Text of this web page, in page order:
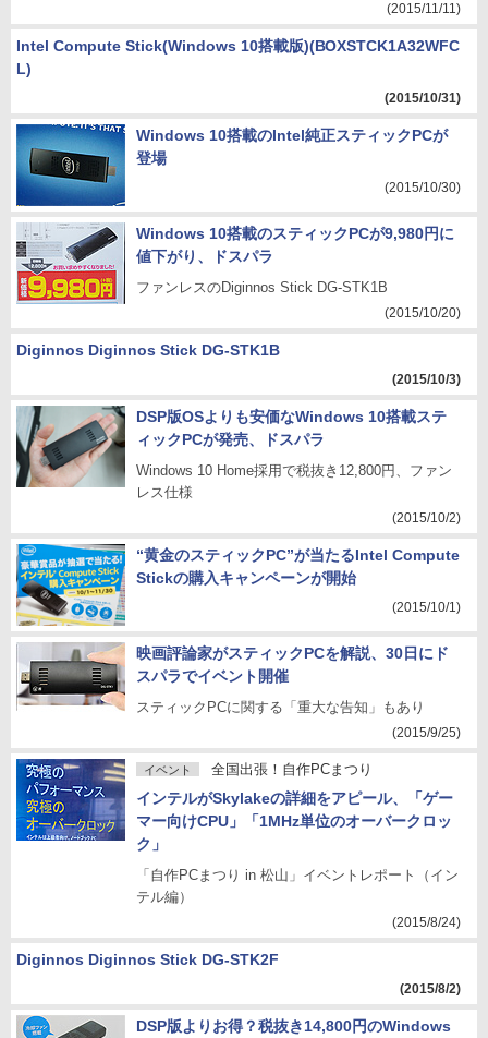
(2015/11/11)
Intel Compute Stick(Windows 10搭載版)(BOXSTCK1A32WFC
L)
(2015/10/31)
Windows 10搭載のIntel純正スティックPCが
登場
(2015/10/30)
Windows 10搭載のスティックPCが9,980円に
値下がり、ドスパラ
ファンレスのDiginnos Stick DG-STK1B
(2015/10/20)
Diginnos Diginnos Stick DG-STK1B
(2015/10/3)
DSP版OSよりも安価なWindows 10搭載ステ
ィックPCが発売、ドスパラ
Windows 10 Home採用で税抜き12,800円、ファン
レス仕様
(2015/10/2)
“黄金のスティックPC”が当たるIntel Compute
Stickの購入キャンペーンが開始
(2015/10/1)
映画評論家がスティックPCを解説、30日にド
スパラでイベント開催
スティックPCに関する「重大な告知」もあり
(2015/9/25)
イベント 全国出張！自作PCまつり
インテルがSkylakeの詳細をアピール、「ゲー
マー向けCPU」「1MHz単位のオーバークロッ
ク」
「自作PCまつり in 松山」イベントレポート（イン
テル編）
(2015/8/24)
Diginnos Diginnos Stick DG-STK2F
(2015/8/2)
DSP版よりお得？税抜き14,800円のWindows